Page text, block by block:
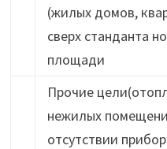
(жилых домов,
сверх станданта
площади
Прочие
нежилых
отсутствии